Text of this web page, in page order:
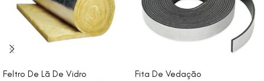
Feltro De Lã De Vidro
Fita De Vedação